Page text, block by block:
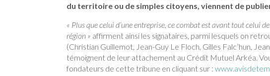
du territoire ou de simples citoyens, viennent de
« Plus que celui d’une entreprise, ce combat est avant tout celui
région » affirment ainsi les signataires, parmi lesquels on
(Christian Guillemot, Jean-Guy Le Floch, Gilles Falc’hun,
témoignent de leur attachement au Crédit Mutuel Arkéa.
fondateurs de cette tribune en cliquant sur :